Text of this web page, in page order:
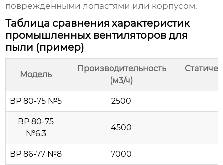
поврежденными лопастями или корпусом.
Таблица сравнения характеристик
промышленных вентиляторов для
пыли (пример)
Модель
Производительность
(м3/ч)
ВР 80-75 №5 2500
ВР 80-75
№6.3
4500
ВР 86-77 №8 7000